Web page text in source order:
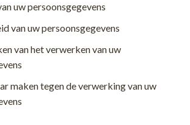
uw persoonsgegevens
van uw persoonsgegevens
van het verwerken van uw
maken tegen de verwerking van uw